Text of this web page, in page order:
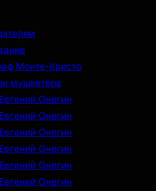
Монте-Кристо
мушкетёра
Онегин
Онегин
Онегин
Онегин
Онегин
Онегин